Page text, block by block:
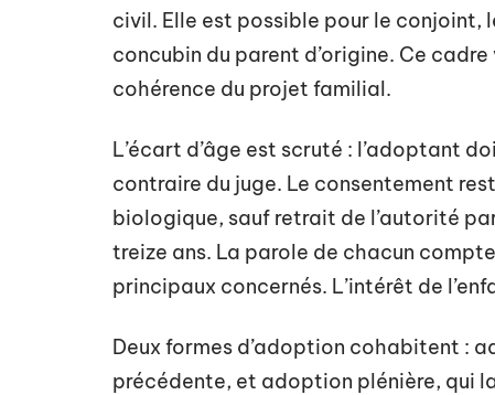
civil. Elle est possible pour le conjoint,
concubin du parent d’origine. Ce
cohérence du projet familial.
L’écart d’âge est scruté : l’adoptant
contraire du juge. Le consentement
biologique, sauf retrait de l’autorité
treize ans. La parole de chacun
principaux concernés. L’intérêt de
Deux formes d’adoption cohabitent :
précédente, et adoption plénière, qui